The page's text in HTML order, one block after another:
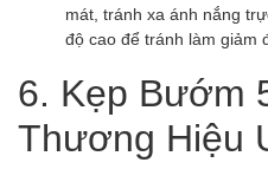
mát, tránh xa ánh nắng
độ cao để tránh làm giảm
6. Kẹp Bướm
Thương Hiệu